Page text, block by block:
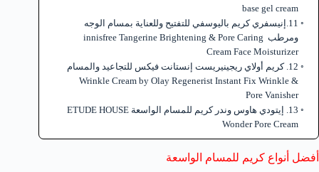
base gel cream
11.إنيسفري كريم باليوسفي للتفتيح وللعناية بمسام الوجه
ومرطب innisfree Tangerine Brightening & Pore Caring
Cream Face Moisturizer
12. كريم أولاي ريجينيريست إنستانت فيكس للتجاعيد والمسام
Wrinkle Cream by Olay Regenerist Instant Fix Wrinkle &
Pore Vanisher
13. إيتودي هاوس وندر كريم للمسام الواسعة ETUDE HOUSE
Wonder Pore Cream
أفضل أنواع كريم للمسام الواسعة